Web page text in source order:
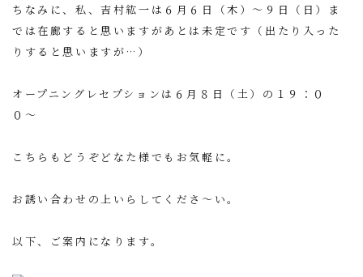
ちなみに、私、吉村紘一は６月６日（木）〜９日（日）ま
では在廊すると思いますがあとは未定です（出たり入った
りすると思いますが…）
オープニングレセプションは６月８日（土）の１９：０
０〜
こちらもどうぞどなた様でもお気軽に。
お誘い合わせの上いらしてくださ〜い。
以下、ご案内になります。